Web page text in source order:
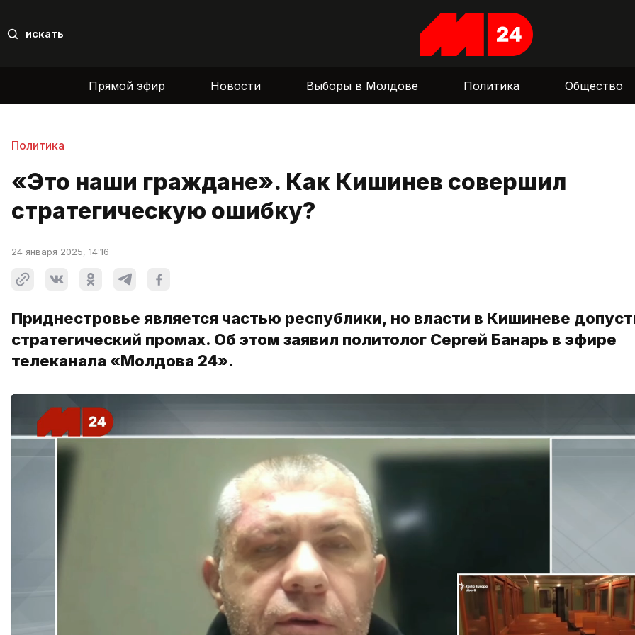
искать
Прямой эфир Новости Выборы в Молдове Политика Общество
Политика
«Это наши граждане». Как Кишинев совершил
стратегическую ошибку?
24 января 2025, 14:16
Приднестровье является частью республики, но власти в Кишиневе
стратегический промах. Об этом заявил политолог Сергей Банарь в эфире
телеканала «Молдова 24».